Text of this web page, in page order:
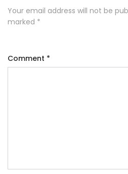
Your email address will not be
marked *
Comment *